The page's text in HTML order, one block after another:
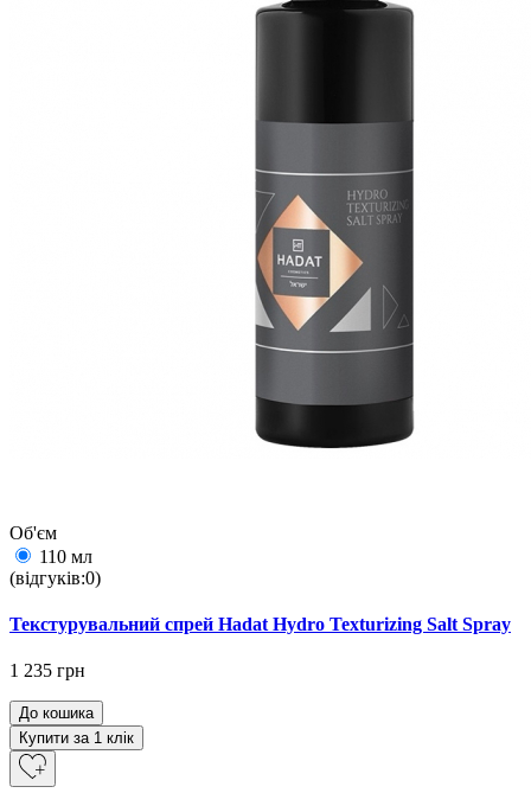
Об'єм
110 мл
(відгуків:0)
Текстурувальний спрей Hadat Hydro Texturizing Salt Spray
1 235 грн
До кошика
Купити за 1 клiк